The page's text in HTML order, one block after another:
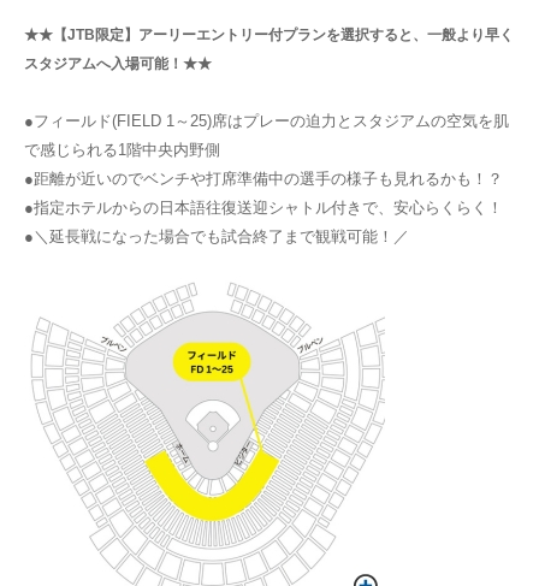
★★【JTB限定】アーリーエントリー付プランを選択すると、一般より早く
スタジアムへ入場可能！★★
●フィールド(FIELD 1～25)席はプレーの迫力とスタジアムの空気を肌
で感じられる1階中央内野側
●距離が近いのでベンチや打席準備中の選手の様子も見れるかも！？
●指定ホテルからの日本語往復送迎シャトル付きで、安心らくらく！
●＼延長戦になった場合でも試合終了まで観戦可能！／